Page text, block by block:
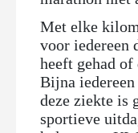
Met elke
voor iedereen
heeft gehad of
Bijna
deze ziekte is
sportieve